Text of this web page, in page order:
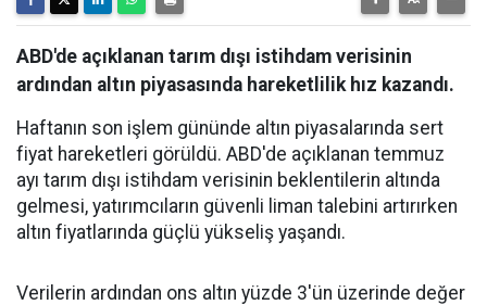
ABD'de açıklanan tarım dışı istihdam verisinin
ardından altın piyasasında hareketlilik hız kazandı.
Haftanın son işlem gününde altın piyasalarında sert
fiyat hareketleri görüldü. ABD'de açıklanan temmuz
ayı tarım dışı istihdam verisinin beklentilerin altında
gelmesi, yatırımcıların güvenli liman talebini artırırken
altın fiyatlarında güçlü yükseliş yaşandı.
Verilerin ardından ons altın yüzde 3'ün üzerinde değer